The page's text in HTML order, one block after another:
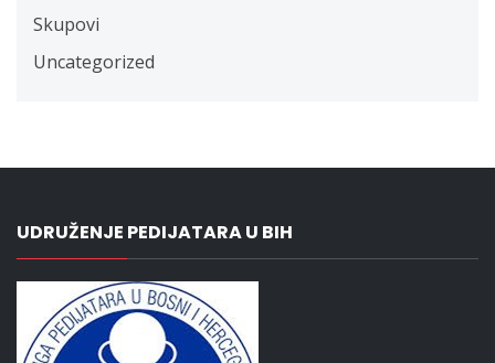
Skupovi
Uncategorized
UDRUŽENJE PEDIJATARA U BIH